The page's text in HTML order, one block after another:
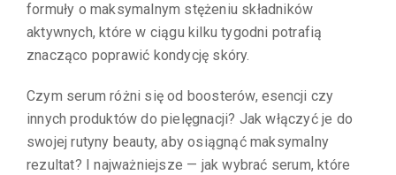
formuły o maksymalnym stężeniu składników
aktywnych, które w ciągu kilku tygodni potrafią
znacząco poprawić kondycję skóry.
Czym serum różni się od boosterów, esencji czy
innych produktów do pielęgnacji? Jak włączyć je do
swojej rutyny beauty, aby osiągnąć maksymalny
rezultat?
I najważniejsze — jak wybrać serum, które